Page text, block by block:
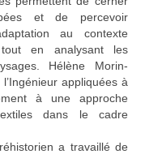
et de percevoir
au contexte
tout en analysant les
Hélène Morin-
appliquées à
à une approche
dans le cadre
a travaillé de